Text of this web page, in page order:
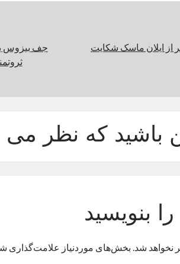
از ایلان ماسک شکایت
جف بیزوس
باشید که نظر می
بنویسید
نخواهد شد. بخش‌های موردنیاز علامت‌گذاری